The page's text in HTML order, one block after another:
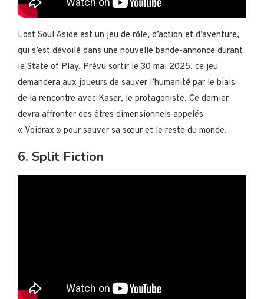
Lost Soul Aside est un jeu de rôle, d’action et d’aventure,
qui s’est dévoilé dans une nouvelle bande-annonce durant
le State of Play. Prévu sortir le 30 mai 2025, ce jeu
demandera aux joueurs de sauver l’humanité par le biais
de la rencontre avec Kaser, le protagoniste. Ce dernier
devra affronter des êtres dimensionnels appelés
« Voidrax » pour sauver sa sœur et le reste du monde.
6. Split Fiction